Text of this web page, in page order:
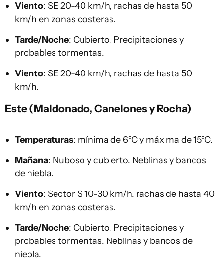
Viento: SE 20-40 km/h, rachas de hasta 50
km/h en zonas costeras.
Tarde/Noche: Cubierto. Precipitaciones y
probables tormentas.
Viento: SE 20-40 km/h, rachas de hasta 50
km/h.
Este (Maldonado, Canelones y Rocha)
Temperaturas: mínima de 6°C y máxima de 15°C.
Mañana: Nuboso y cubierto. Neblinas y bancos
de niebla.
Viento: Sector S 10-30 km/h. rachas de hasta 40
km/h en zonas costeras.
Tarde/Noche: Cubierto. Precipitaciones y
probables tormentas. Neblinas y bancos de
niebla.